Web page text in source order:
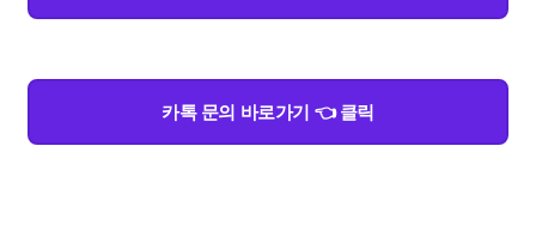
카톡 문의 바로가기 👈 클릭